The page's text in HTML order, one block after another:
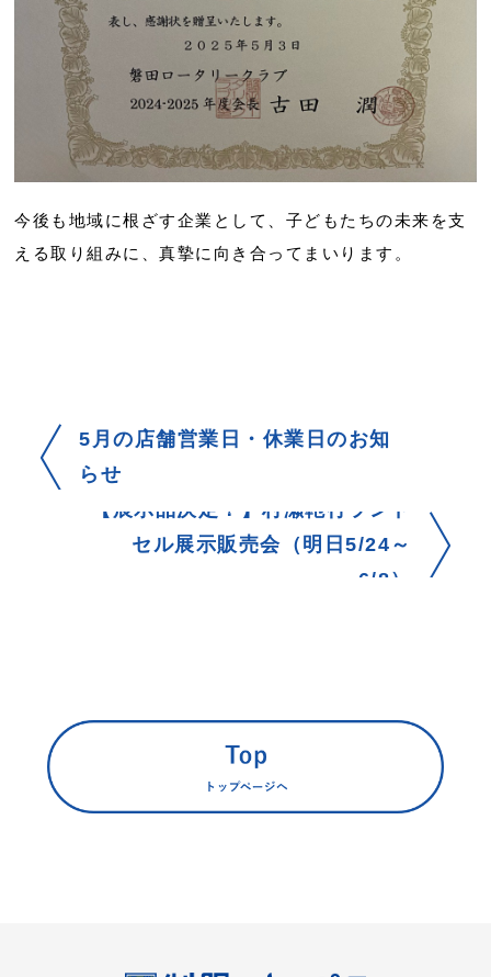
今後も地域に根ざす企業として、子どもたちの未来を支
える取り組みに、真摯に向き合ってまいります。
5月の店舗営業日・休業日のお知
らせ
【展示品決定！】村瀬鞄行ランド
セル展示販売会（明日5/24～
6/8）